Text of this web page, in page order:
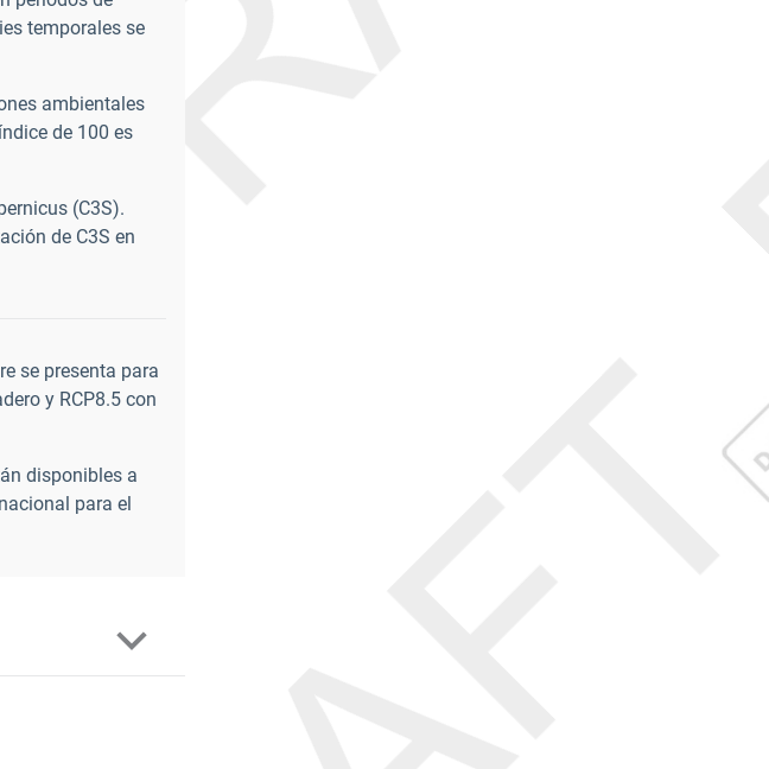
temporales se
ambientales
de 100 es
(C3S).
de C3S en
se presenta para
y RCP8.5 con
disponibles a
para el